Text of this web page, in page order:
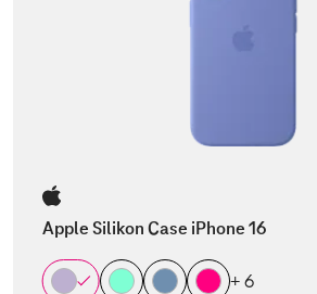
Apple Silikon Case iPhone 16
+ 6